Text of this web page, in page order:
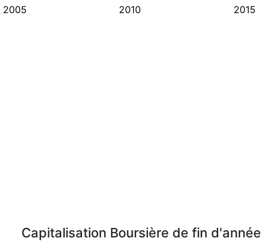
2005 2010 2015
Capitalisation Boursière de fin d'année